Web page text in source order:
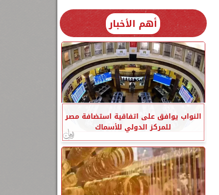
أهم الأخبار
النواب يوافق على اتفاقية استضافة مصر
للمركز الدولي للأسماك